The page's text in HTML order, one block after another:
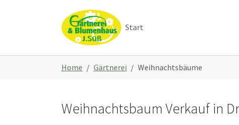
Start
Home Gärtnerei Weihnachtsbäume
Weihnachtsbaum Verkauf in